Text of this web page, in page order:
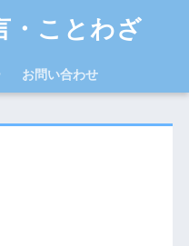
ことわざ
お問い合わせ